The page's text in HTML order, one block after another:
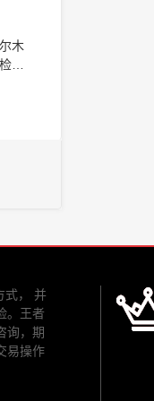
木
修
式， 并
。王者
询，期
易操作